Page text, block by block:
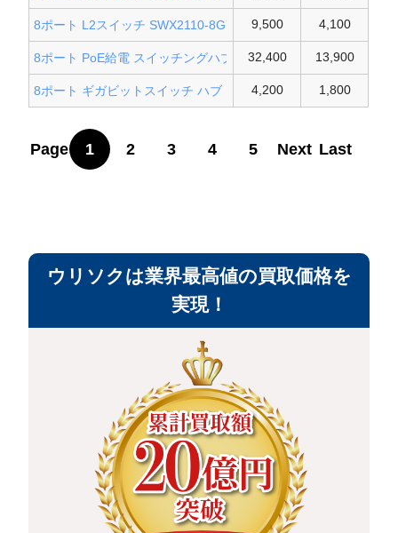
8ポート L2スイッチ SWX2110-8GYC 9,500 4,100
8ポート PoE給電 スイッチングハブ 32,400 13,900
8ポート ギガビットスイッチ ハブ 4,200 1,800
Page 1 2 3 4 5 Next Last
ウリソクは業界最高値の買取価格を
実現！